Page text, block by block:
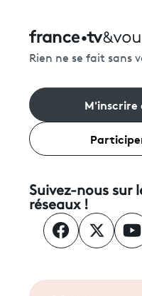
Rien ne se fait sans
M'inscrire
Suivez-nous sur
réseaux !